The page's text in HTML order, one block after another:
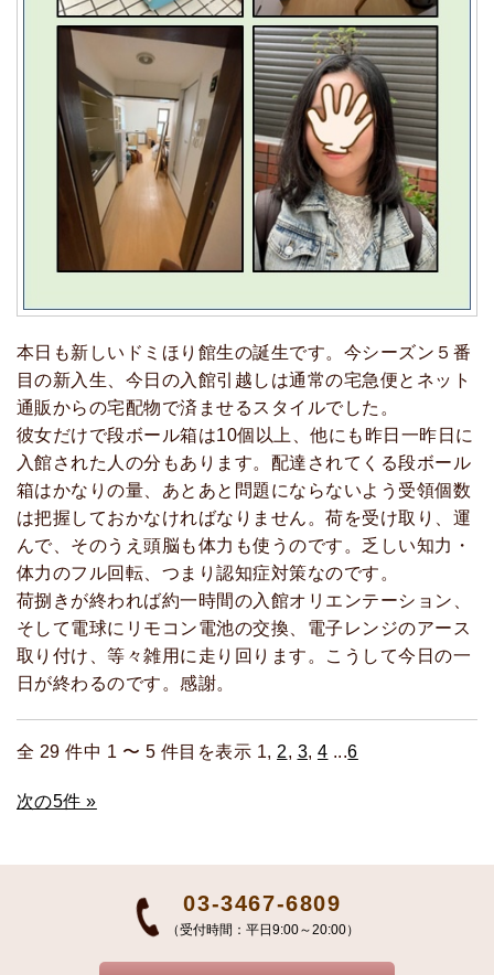
本日も新しいドミほり館生の誕生です。今シーズン５番
目の新入生、今日の入館引越しは通常の宅急便とネット
通販からの宅配物で済ませるスタイルでした。
彼女だけで段ボール箱は10個以上、他にも昨日一昨日に
入館された人の分もあります。配達されてくる段ボール
箱はかなりの量、あとあと問題にならないよう受領個数
は把握しておかなければなりません。荷を受け取り、運
んで、そのうえ頭脳も体力も使うのです。乏しい知力・
体力のフル回転、つまり認知症対策なのです。
荷捌きが終われば約一時間の入館オリエンテーション、
そして電球にリモコン電池の交換、電子レンジのアース
取り付け、等々雑用に走り回ります。こうして今日の一
日が終わるのです。感謝。
全 29 件中 1 〜 5 件目を表示 1, 2, 3, 4 ...6
次の5件 »
03-3467-6809
（受付時間：平日9:00～20:00）